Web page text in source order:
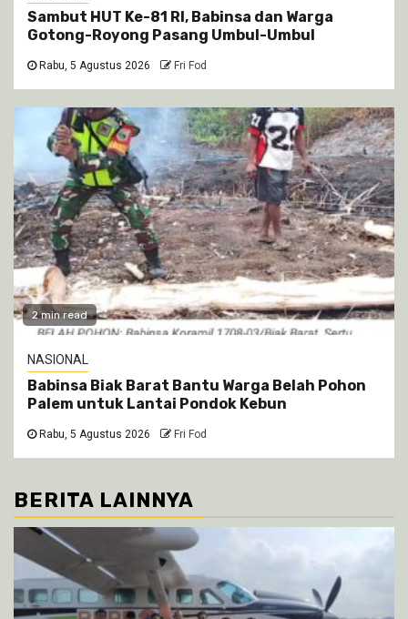
Sambut HUT Ke-81 RI, Babinsa dan Warga
Gotong-Royong Pasang Umbul-Umbul
Rabu, 5 Agustus 2026 Fri Fod
2 min read
NASIONAL
Babinsa Biak Barat Bantu Warga Belah Pohon
Palem untuk Lantai Pondok Kebun
Rabu, 5 Agustus 2026 Fri Fod
BERITA LAINNYA